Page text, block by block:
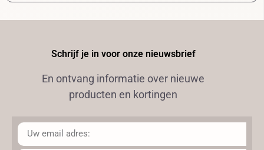
Schrijf je in voor onze nieuwsbrief
En ontvang informatie over nieuwe
producten en kortingen